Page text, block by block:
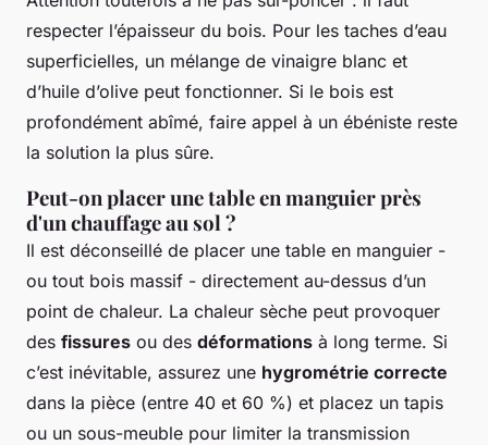
respecter l’épaisseur du bois. Pour les taches d’eau
superficielles, un mélange de vinaigre blanc et
d’huile d’olive peut fonctionner. Si le bois est
profondément abîmé, faire appel à un ébéniste reste
la solution la plus sûre.
Peut-on placer une table en manguier près
d'un chauffage au sol ?
Il est déconseillé de placer une table en manguier -
ou tout bois massif - directement au-dessus d’un
point de chaleur. La chaleur sèche peut provoquer
des fissures ou des déformations à long terme. Si
c’est inévitable, assurez une hygrométrie correcte
dans la pièce (entre 40 et 60 %) et placez un tapis
ou un sous-meuble pour limiter la transmission